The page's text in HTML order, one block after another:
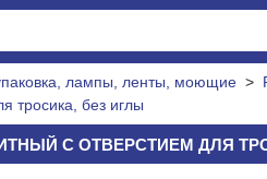
лампы, ленты, моющие >
тросика, без иглы
С ОТВЕРСТИЕМ ДЛЯ